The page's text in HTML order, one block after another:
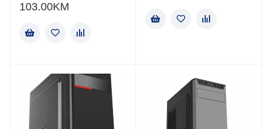
103.00KM